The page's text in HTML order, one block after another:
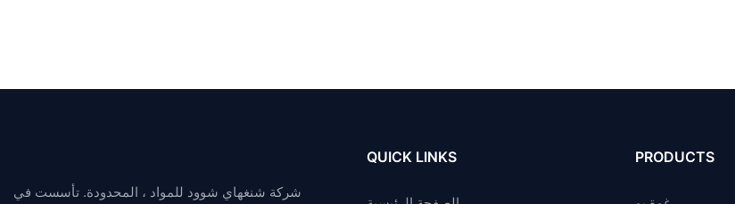
شركة شنغهاي شوود للمواد ، المحدودة. تأسست في
QUICK LINKS PRODUCTS